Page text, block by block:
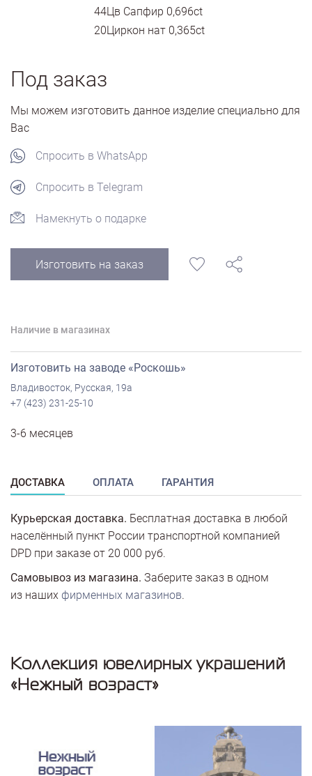
44Цв Сапфир 0,696ct
20Циркон нат 0,365ct
Под заказ
Мы можем изготовить данное изделие специально для
Вас
Спросить в WhatsApp
Спросить в Telegram
Намекнуть о подарке
Изготовить на заказ
Наличие в магазинах
Изготовить на заводе «Роскошь»
Владивосток, Русская, 19а
+7 (423) 231-25-10
3-6 месяцев
ДОСТАВКА ОПЛАТА ГАРАНТИЯ
Курьерская доставка. Бесплатная доставка в любой
населённый пункт России транспортной компанией
DPD при заказе от 20 000 руб.
Самовывоз из магазина. Заберите заказ в одном
из наших фирменных магазинов.
Коллекция ювелирных украшений
«Нежный возраст»